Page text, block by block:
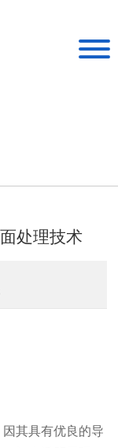
处理技术
其具有优良的导